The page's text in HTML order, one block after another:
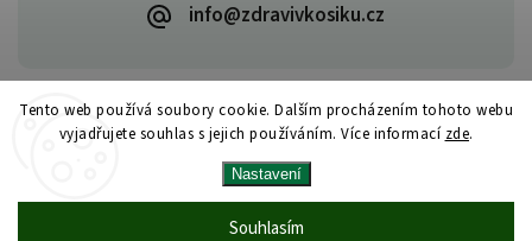
Tento web používá soubory cookie. Dalším procházením tohoto webu
vyjadřujete souhlas s jejich používáním. Více informací zde.
Nastavení
Souhlasím
info@zdravivkosiku.cz
www.zdravivkosiku.cz
Upravit nastavení cookies
VytvořilShoptet | Design